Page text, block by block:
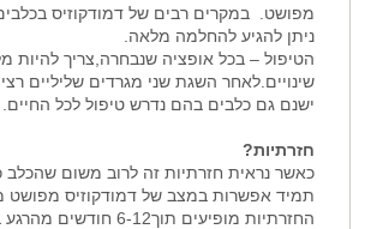
מפושט. במקרים רבים של דמודקוזיס
ניתן להגיע להחלמה מלאה.
הטיפול – בכל אופציה שנבחרה,צריך להיות
שינויים.לאחר השגת שני מגרדים שליליים
ישנם גם כלבים בהם נדרש טיפול לכל החיים.
חזרתיות?
כאשר נראית חזרתיות זה לרוב משום שהכלב
תמיד אפשרות במצב של דמודקוזיס מפושט
החזרתיות מופיעים תוך6-12 חודשים מהרגע בו נראה שהיתה החלמה.